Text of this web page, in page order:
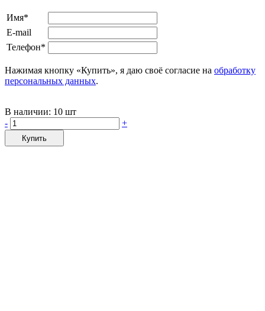
Имя*
E-mail
Телефон*
Нажимая кнопку «Купить», я даю своё согласие на обработку
персональных данных.
В наличии: 10 шт
-
+
Купить